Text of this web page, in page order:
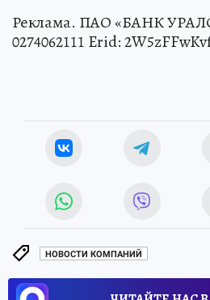
Реклама. ПАО «БАНК
0274062111 Erid:
НОВОСТИ КОМПАНИЙ